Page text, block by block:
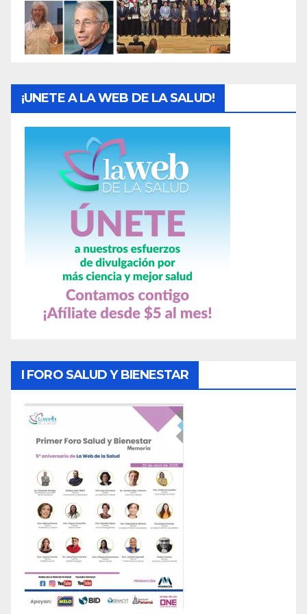
s
¡UNETE A LA WEB DE LA SALUD!
I FORO SALUD Y BIENESTAR